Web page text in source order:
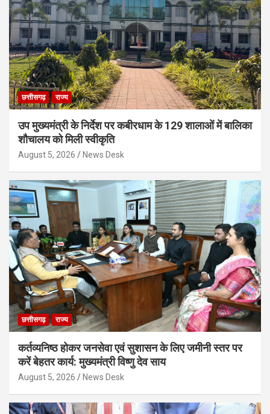
छत्तीसगढ़ राज्य
उप मुख्यमंत्री के निर्देश पर कबीरधाम के 129 शालाओं में बालिका
शौचालय को मिली स्वीकृति
August 5, 2026 News Desk
छत्तीसगढ़ राज्य
कर्तव्यनिष्ठ होकर जनसेवा एवं सुशासन के लिए जमीनी स्तर पर
करें बेहतर कार्य: मुख्यमंत्री विष्णु देव साय
August 5, 2026 News Desk